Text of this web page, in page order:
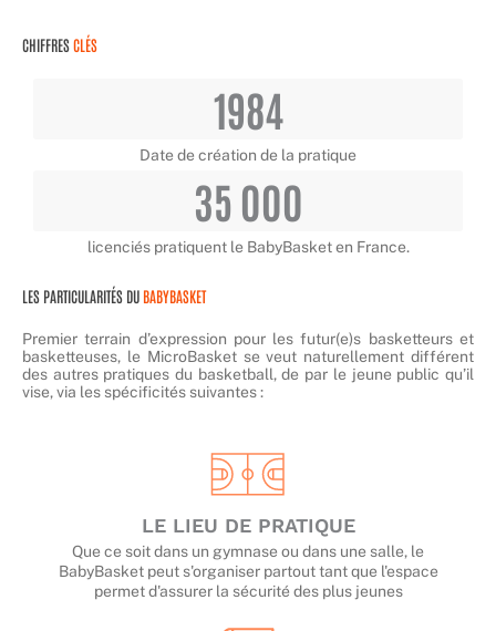
CHIFFRESCLÉS
1984
Date de création de la pratique
35 000
licenciés pratiquent le BabyBasket en France.
LES PARTICULARITÉS DU BABYBASKET
Premier terrain d’expression pour les futur(e)s basketteurs et
basketteuses, le MicroBasket se veut naturellement différent
des autres pratiques du basketball, de par le jeune public qu’il
vise, via les spécificités suivantes :
LE LIEU DE PRATIQUE
Que ce soit dans un gymnase ou dans une salle, le
BabyBasket peut s'organiser partout tant que l'espace
permet d'assurer la sécurité des plus jeunes